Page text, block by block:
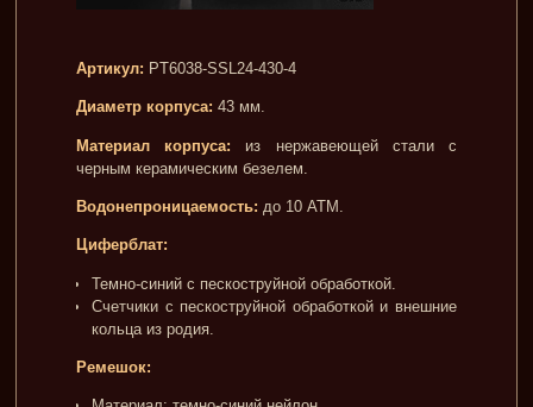
Артикул: PT6038-SSL24-430-4
Диаметр корпуса: 43 мм.
Материал корпуса: из нержавеющей стали с
черным керамическим безелем.
Водонепроницаемость: до 10 АТМ.
Циферблат:
Темно-синий с пескоструйной обработкой.
Счетчики с пескоструйной обработкой и внешние
кольца из родия.
Ремешок: